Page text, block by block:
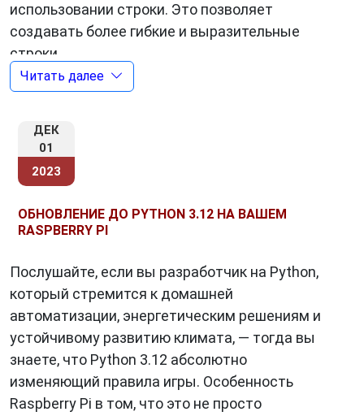
использовании строки. Это позволяет
создавать более гибкие и выразительные
строки.
Кроме того, в Python 3.12 были добавлены
Поддержка GIL на уровне интерпретатора
Это позволяет интерпретатору Python более
эффективно использовать ресурсы
процессора.
Низкозатратный мониторинг
производительность и использование
ресурсов своих приложений без
значительного влияния на их
производительность.
Бессмертные объекты. Это позволяет
разработчикам создавать объекты, которые
не могут быть удалены из памяти.
Читать далее
ДЕК
01
2023
ОБНОВЛЕНИЕ ДО PYTHON 3.12 НА ВАШЕМ
RASPBERRY PI
Послушайте, если вы разработчик на Python,
который стремится к домашней
автоматизации, энергетическим решениям и
устойчивому развитию климата, — тогда вы
знаете, что Python 3.12 абсолютно
изменяющий правила игры. Особенность
Raspberry Pi в том, что это не просто